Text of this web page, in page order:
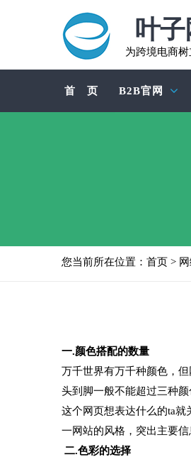
叶
为跨境电商
首 页 B2B官网
您当前所在位置： 首页 >
一.颜色搭配的数量
万千世界有万千种颜色，
头到脚一般不能超过三种
这个网页想表达什么的ta
一网站的风格，突出主要信
二.色彩的选择